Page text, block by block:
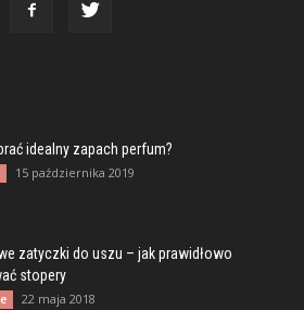
idealny zapach perfum?
15 października 2019
zatyczki do uszu – jak prawidłowo
stopery
22 maja 2018